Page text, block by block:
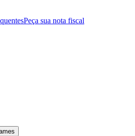
Peça sua nota fiscal